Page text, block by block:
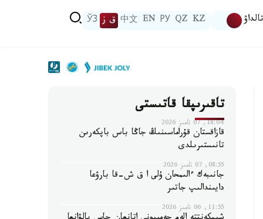
تالداۋ KZ
QZ
РУ
EN
中文 ق ز ЎЗ
تاقىرىپقا قاتىستى
18:04, 07 تامىز 2026
قازاقستان قۇراماسىنىڭ جاڭا باس باپكەرىن
تانىستىرىلدى
08:55, 07 تامىز 2026
جانىبەك ءالىمحان ۇلى ا ق ش-قا بارۋعا
دايىندالىپ جاتىر
11:55, 06 تامىز 2026